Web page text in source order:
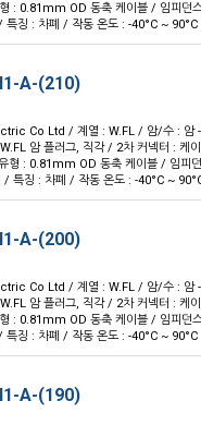
: 0.81mm OD 동축 케이블 / 임피던
징 : 차폐 / 작동 온도 : -40°C ~ 90°C
A-(210)
Co Ltd / 계열 : W.FL / 암/수 : 암 -
암 플러그, 직각 / 2차 커넥터 : 케
형 : 0.81mm OD 동축 케이블 / 임피
특징 : 차폐 / 작동 온도 : -40°C ~
A-(200)
Co Ltd / 계열 : W.FL / 암/수 : 암 -
암 플러그, 직각 / 2차 커넥터 : 케
: 0.81mm OD 동축 케이블 / 임피던
징 : 차폐 / 작동 온도 : -40°C ~ 90°C
A-(190)